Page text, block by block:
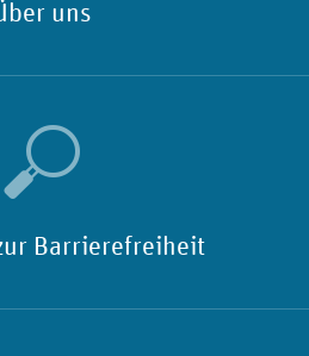
uns
Barrierefreiheit